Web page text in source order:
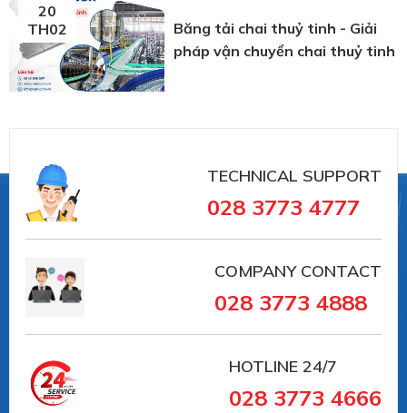
20
TH02
Băng tải chai thuỷ tinh - Giải
pháp vận chuyển chai thuỷ tinh
TECHNICAL SUPPORT
028 3773 4777
COMPANY CONTACT
028 3773 4888
HOTLINE 24/7
028 3773 4666